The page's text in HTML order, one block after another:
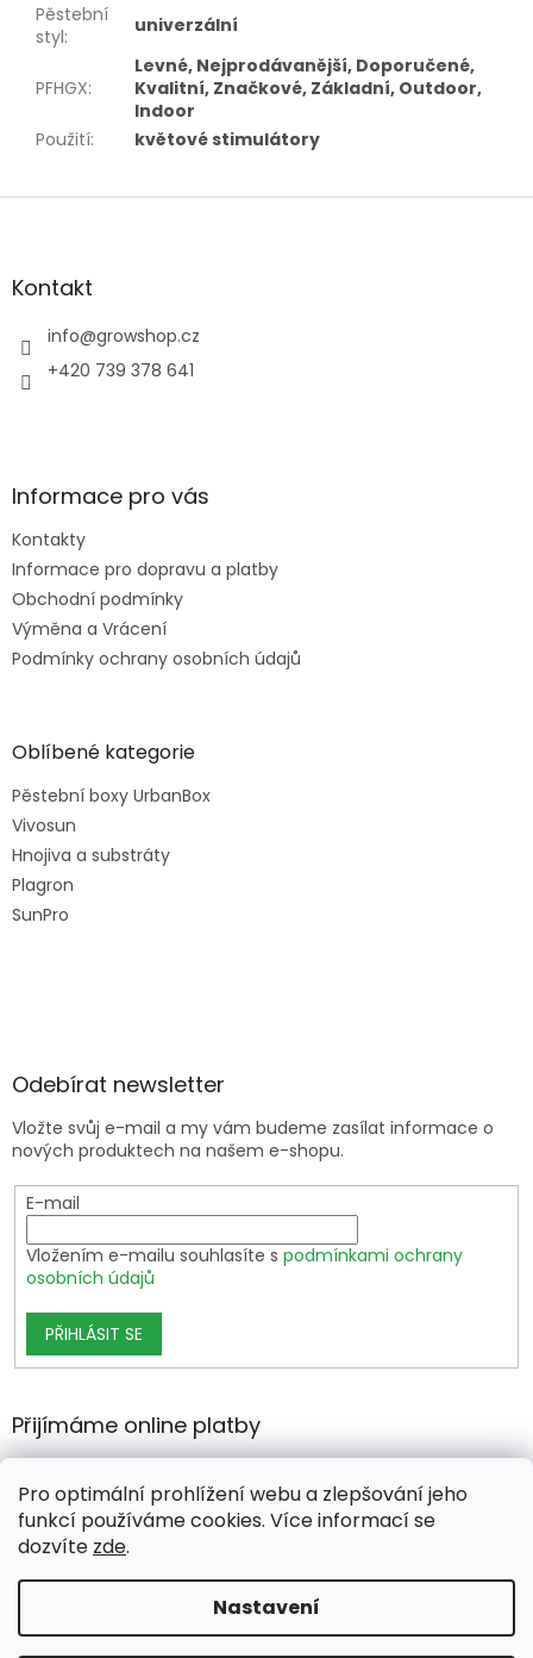
Pro optimální prohlížení webu a zlepšování jeho
funkcí používáme cookies. Více informací se
dozvíte zde.
Nastavení
Pěstební
styl: univerzální
PFHGX:
Levné, Nejprodávanější, Doporučené,
Kvalitní, Značkové, Základní, Outdoor,
Indoor
Použití: květové stimulátory
Z
aKontakt
info@growshop.cz
+420 739 378 641
Informace pro vás
Kontakty
Informace pro dopravu a platby
Obchodní podmínky
Výměna a Vrácení
Podmínky ochrany osobních údajů
Oblíbené kategorie
Pěstební boxy UrbanBox
Vivosun
Hnojiva a substráty
Plagron
SunPro
Odebírat newsletter
Vložte svůj e-mail a my vám budeme zasílat informace o
nových produktech na našem e-shopu.
E-mail
Vložením e-mailu souhlasíte s podmínkami ochrany
osobních údajů
PŘIHLÁSIT SE
Přijímáme online platby
Vytvořil Shoptet Premium